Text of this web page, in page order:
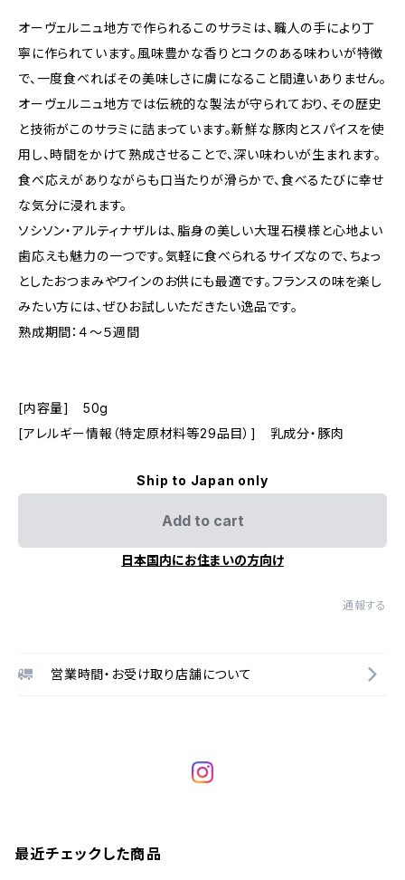
オーヴェルニュ地方で作られるこのサラミは、職人の手により丁
寧に作られています。風味豊かな香りとコクのある味わいが特徴
で、一度食べればその美味しさに虜になること間違いありません。
オーヴェルニュ地方では伝統的な製法が守られており、その歴史
と技術がこのサラミに詰まっています。新鮮な豚肉とスパイスを使
用し、時間をかけて熟成させることで、深い味わいが生まれます。
食べ応えがありながらも口当たりが滑らかで、食べるたびに幸せ
な気分に浸れます。
ソシソン・アルティナザルは、脂身の美しい大理石模様と心地よい
歯応えも魅力の一つです。気軽に食べられるサイズなので、ちょっ
としたおつまみやワインのお供にも最適です。フランスの味を楽し
みたい方には、ぜひお試しいただきたい逸品です。
熟成期間：４～５週間
[内容量] 50g
[アレルギー情報（特定原材料等29品目）] 乳成分・豚肉
Ship to Japan only
Add to cart
日本国内にお住まいの方向け
通報する
営業時間・お受け取り店舗について
最近チェックした商品